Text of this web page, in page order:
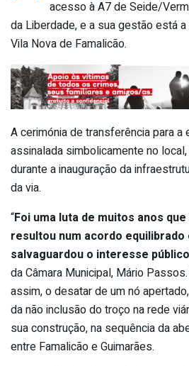
acesso à A7 de Seide/
da Liberdade, e a sua gestão está
Vila Nova de Famalicão.
A cerimónia de transferência para
assinalada simbolicamente no
durante a inauguração da
da via.
“Foi uma luta de muitos anos
resultou num acordo
salvaguardou o interesse público
da Câmara Municipal, Mário
assim, o desatar de um nó
da não inclusão do troço na rede
sua construção, na sequência da
entre Famalicão e Guimarães.